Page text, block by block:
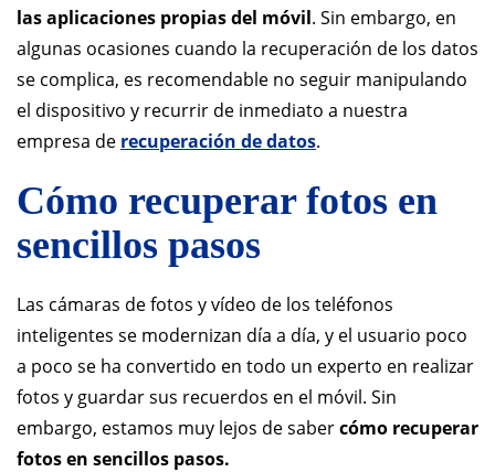
las aplicaciones propias del móvil. Sin embargo, en
algunas ocasiones cuando la recuperación de los datos
se complica, es recomendable no seguir manipulando
el dispositivo y recurrir de inmediato a nuestra
empresa de recuperación de datos.
Cómo recuperar fotos en
sencillos pasos
Las cámaras de fotos y vídeo de los teléfonos
inteligentes se modernizan día a día, y el usuario poco
a poco se ha convertido en todo un experto en realizar
fotos y guardar sus recuerdos en el móvil. Sin
embargo, estamos muy lejos de sabercómo recuperar
fotos en sencillos pasos.